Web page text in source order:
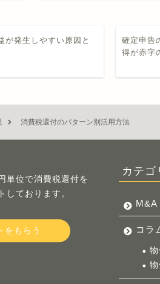
が発生しやすい原因と
確定申告
得が赤字
消費税還付のパターン別活用方法
単位で消費税還付を
しております。
をもらう
カテゴ
M&A
コラ
物